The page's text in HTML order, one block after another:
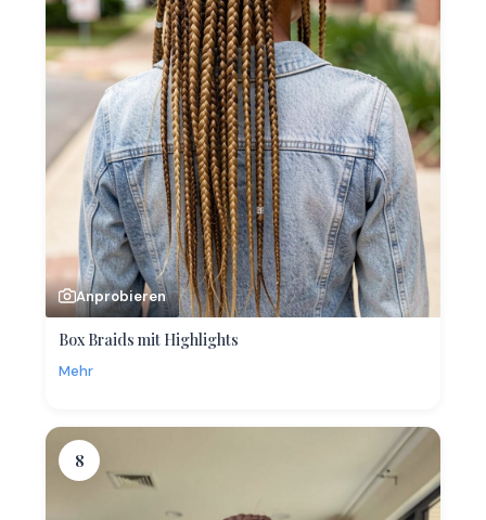
Anprobieren
Box Braids mit Highlights
Mehr
8